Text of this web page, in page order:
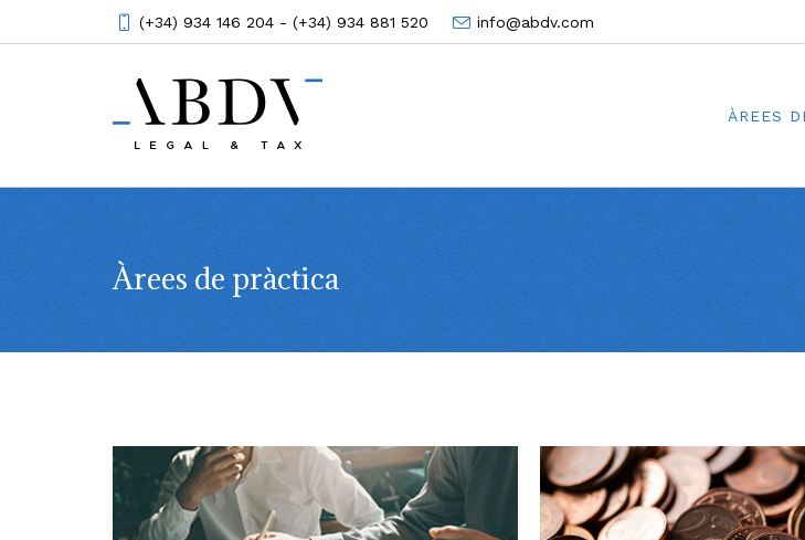
(+34) 934 146 204 - (+34) 934 881 520 info@abdv.com
ÀREES
Àrees de pràctica